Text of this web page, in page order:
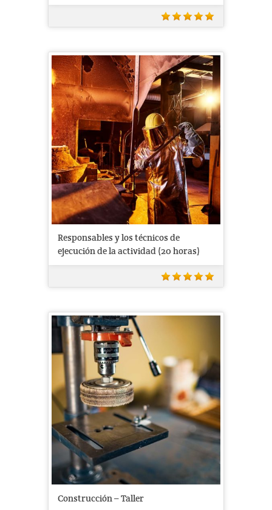
Responsables y los técnicos de
ejecución de la actividad (20 horas)
Construcción – Taller